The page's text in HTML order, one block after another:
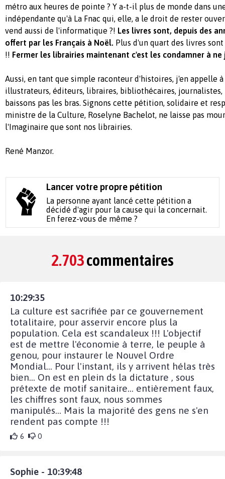
métro aux heures de pointe ? Y a-t-il plus de monde dans
indépendante qu'à La Fnac qui, elle, a le droit de rester
vend aussi de l'informatique ?! Les livres sont, depuis des
offert par les Français à Noël. Plus d'un quart des livres
!! Fermer les librairies maintenant c'est les condamner à ne
Aussi, en tant que simple raconteur d'histoires, j'en appelle
illustrateurs, éditeurs, libraires, bibliothécaires,
baissons pas les bras. Signons cette pétition, solidaire et
ministre de la Culture, Roselyne Bachelot, ne laisse pas
l'Imaginaire que sont nos librairies.
René Manzor.
Lancer votre propre pétition
La personne ayant lancé cette pétition a
décidé d'agir pour la cause qui la concernait.
En ferez-vous de même ?
2.703commentaires
10:29:35
La culture est sacrifiée par ce gouvernement
totalitaire, pour asservir encore plus la
population. Cela est scandaleux !!! L'objectif
est de mettre l'économie à terre, le peuple à
genou, pour instaurer le Nouvel Ordre
Mondial... Pour l'instant, ils y arrivent hélas très
bien... On est en plein ds la dictature , sous
prétexte de motif sanitaire... entièrement faux,
les chiffres sont faux, nous sommes
manipulés... Mais la majorité des gens ne s'en
rendent pas compte !!!
6 0
Sophie - 10:39:48